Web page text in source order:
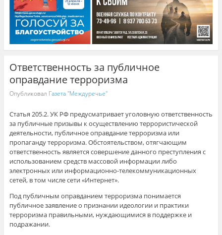
Ответственность за публичное
оправдание терроризма
Опубликовал Газета "Междуречье"
Статья 205.2. УК РФ предусматривает уголовную ответственность
за публичные призывы к осуществлению террористической
деятельности, публичное оправдание терроризма или
пропаганду терроризма. Обстоятельством, отягчающим
ответственность является совершение данного преступления с
использованием средств массовой информации либо
электронных или информационно-телекоммуникационных
сетей, в том числе сети «Интернет».
Под публичным оправданием терроризма понимается
публичное заявление о признании идеологии и практики
терроризма правильными, нуждающимися в поддержке и
подражании.